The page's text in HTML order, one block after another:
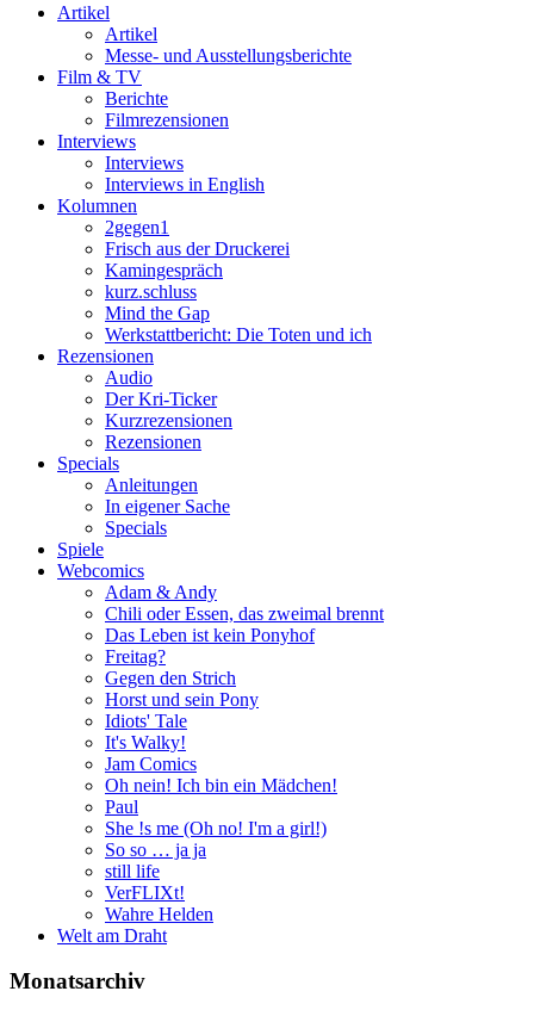
Artikel
Artikel
Messe- und Ausstellungsberichte
Film & TV
Berichte
Filmrezensionen
Interviews
Interviews
Interviews in English
Kolumnen
2gegen1
Frisch aus der Druckerei
Kamingespräch
kurz.schluss
Mind the Gap
Werkstattbericht: Die Toten und ich
Rezensionen
Audio
Der Kri-Ticker
Kurzrezensionen
Rezensionen
Specials
Anleitungen
In eigener Sache
Specials
Spiele
Webcomics
Adam & Andy
Chili oder Essen, das zweimal brennt
Das Leben ist kein Ponyhof
Freitag?
Gegen den Strich
Horst und sein Pony
Idiots' Tale
It's Walky!
Jam Comics
Oh nein! Ich bin ein Mädchen!
Paul
She !s me (Oh no! I'm a girl!)
So so … ja ja
still life
VerFLIXt!
Wahre Helden
Welt am Draht
Monatsarchiv